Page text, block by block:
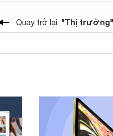
Quay trở lại "Thị trường"